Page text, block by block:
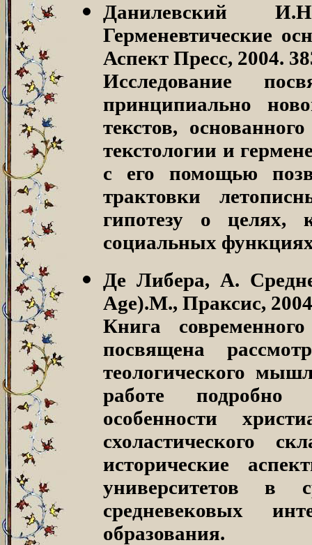
Данилевский
Герменевтические
Аспект Пресс, 2004.
Исследование
принципиально
текстов,
текстологии и
с его помощью
трактовки
гипотезу о целях,
социальных
Де Либера, А.
Age).М., Праксис,
Книга
посвящена
теологического
работе подробно
особенности
схоластического
исторические
университетов в
средневековых
образования.